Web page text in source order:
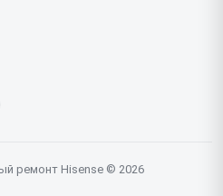
ремонт Hisense © 2026